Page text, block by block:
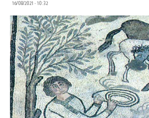
16/08/2021 • 10:32